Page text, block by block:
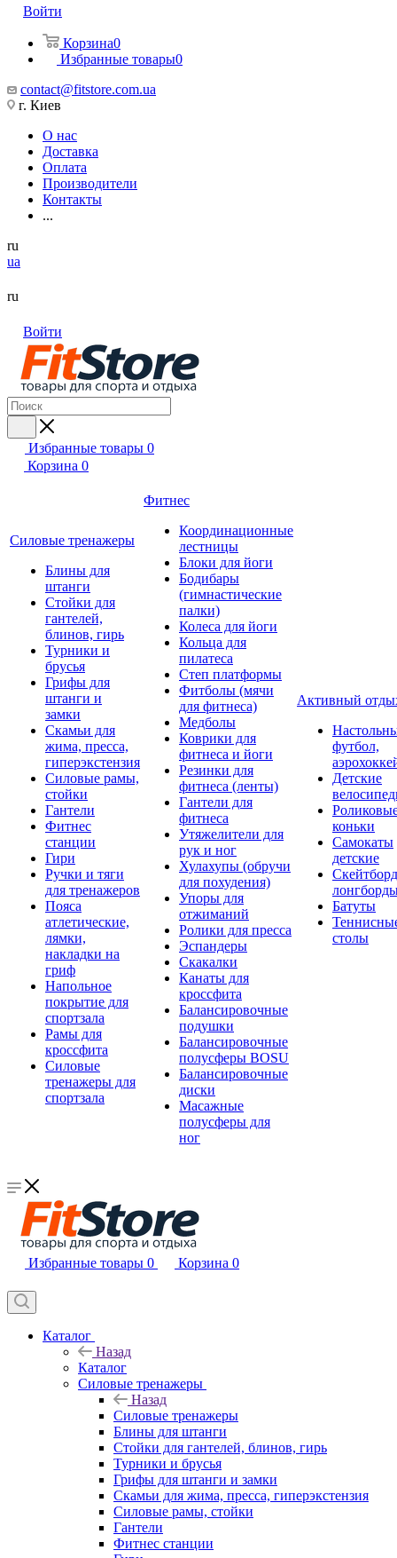
Войти
Корзина0
Избранные товары0
contact@fitstore.com.ua
г. Киев
О нас
Доставка
Оплата
Производители
Контакты
...
ru
ua
ru
Войти
Избранные товары 0
Корзина 0
Силовые тренажеры
Блины для
штанги
Стойки для
гантелей,
блинов, гирь
Турники и
брусья
Грифы для
штанги и
замки
Скамьи для
жима, пресса,
гиперэкстензия
Силовые рамы,
стойки
Гантели
Фитнес
станции
Гири
Ручки и тяги
для тренажеров
Пояса
атлетические,
лямки,
накладки на
гриф
Напольное
покрытие для
спортзала
Рамы для
кроссфита
Силовые
тренажеры для
спортзала
Фитнес
Координационные
лестницы
Блоки для йоги
Бодибары
(гимнастические
палки)
Колеса для йоги
Кольца для
пилатеса
Степ платформы
Фитболы (мячи
для фитнеса)
Медболы
Коврики для
фитнеса и йоги
Резинки для
фитнеса (ленты)
Гантели для
фитнеса
Утяжелители для
рук и ног
Хулахупы (обручи
для похудения)
Упоры для
отжиманий
Ролики для пресса
Эспандеры
Скакалки
Канаты для
кроссфита
Балансировочные
подушки
Балансировочные
полусферы BOSU
Балансировочные
диски
Масажные
полусферы для
ног
Активный
футбол,
Детские
коньки
Самокаты
детские
Батуты
столы
Избранные товары 0 Корзина 0
Каталог
Назад
Каталог
Силовые тренажеры
Назад
Силовые тренажеры
Блины для штанги
Стойки для гантелей, блинов, гирь
Турники и брусья
Грифы для штанги и замки
Скамьи для жима, пресса, гиперэкстензия
Силовые рамы, стойки
Гантели
Фитнес станции